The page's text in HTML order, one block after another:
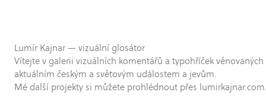
Lumír Kajnar — vizuální glosátor
Vítejte v galerii vizuálních komentářů a typohříček věnovaných
aktuálním českým a světovým událostem a jevům.
Mé další projekty si můžete prohlédnout přes